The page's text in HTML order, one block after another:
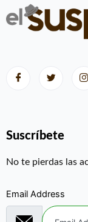
Suscríbete
No te pierdas las
Email Address